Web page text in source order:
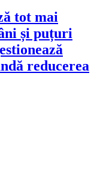
tot mai
și puțuri
reducerea